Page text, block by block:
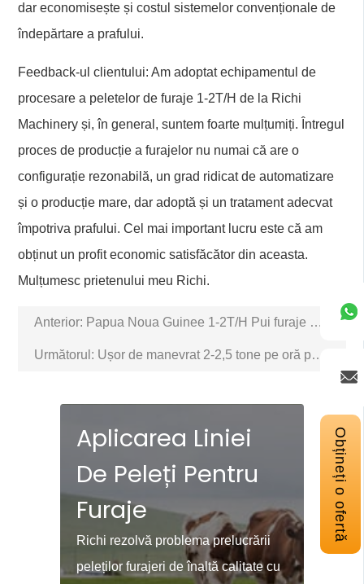
dar economisește și costul sistemelor convenționale de
îndepărtare a prafului.
Feedback-ul clientului: Am adoptat echipamentul de
procesare a peletelor de furaje 1-2T/H de la Richi
Machinery și, în general, suntem foarte mulțumiți. Întregul
proces de producție a furajelor nu numai că are o
configurație rezonabilă, un grad ridicat de automatizare
și o producție mare, dar adoptă și un tratament adecvat
împotriva prafului. Cel mai important lucru este că am
obținut un profit economic satisfăcător din aceasta.
Mulțumesc prietenului meu Richi.
Anterior: Papua Noua Guinee 1-2T/H Pui furaje Pellet prelucrare Plant
Următorul: Ușor de manevrat 2-2,5 tone pe oră performanță stabilă biomasă lemn peleți linie de producție proiect în Australia
Aplicarea Liniei
De Peleți Pentru
Furaje
Richi rezolvă problema prelucrării
peleților furajeri de înaltă calitate cu
Obțineți o ofertă